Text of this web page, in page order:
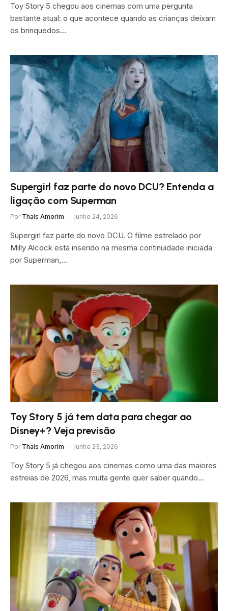
Toy Story 5 chegou aos cinemas com uma pergunta
bastante atual: o que acontece quando as crianças deixam
os brinquedos…
Supergirl faz parte do novo DCU? Entenda a
ligação com Superman
Por Thaís Amorim junho 24, 2026
Supergirl faz parte do novo DCU. O filme estrelado por
Milly Alcock está inserido na mesma continuidade iniciada
por Superman,…
Toy Story 5 já tem data para chegar ao
Disney+? Veja previsão
Por Thaís Amorim junho 23, 2026
Toy Story 5 já chegou aos cinemas como uma das maiores
estreias de 2026, mas muita gente quer saber quando…